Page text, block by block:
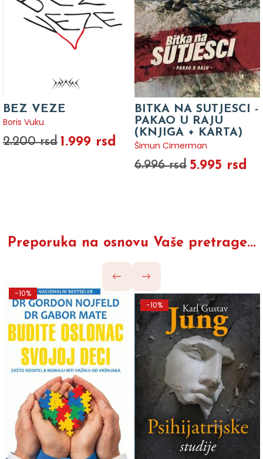
BEZ VEZE
Boris Vuku
2.200 rsd 1.999 rsd
BITKA NA SUTJESCI -
PAKAO U RAJU
(KNJIGA + KARTA)
Šimun Cimerman
6.996 rsd 5.995 rsd
Preporuka na osnovu Vaše pretrage...
-10%
-10%